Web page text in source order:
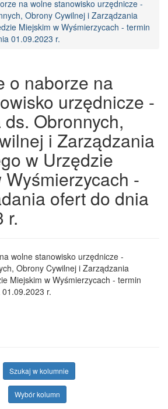
na wolne stanowisko urzędnicze -
Obrony Cywilnej i Zarządzania
Miejskim w Wyśmierzycach - termin
01.09.2023 r.
o naborze na
urzędnicze -
Obronnych,
i Zarządzania
w Urzędzie
-
ofert do dnia
r.
wolne stanowisko urzędnicze -
Obrony Cywilnej i Zarządzania
Miejskim w Wyśmierzycach - termin
r.
Szukaj w kolumnie
Wybór kolumn